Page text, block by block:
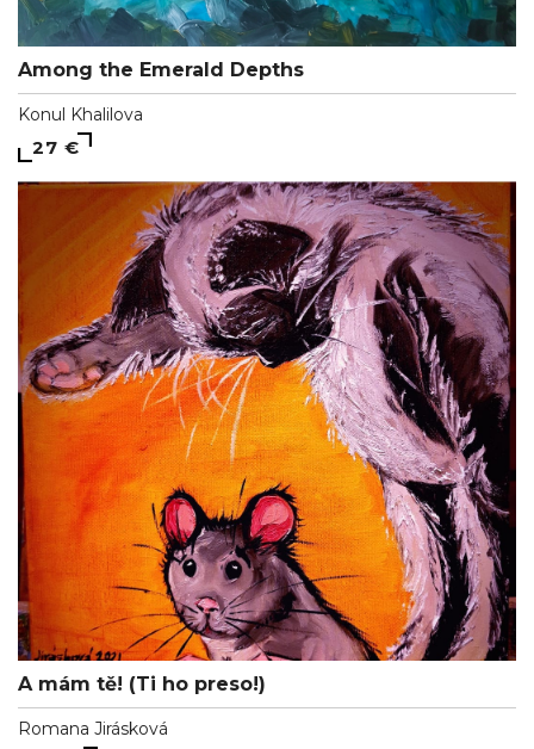
Among the Emerald Depths
Konul Khalilova
27 €
A mám tě! (Ti ho preso!)
Romana Jirásková